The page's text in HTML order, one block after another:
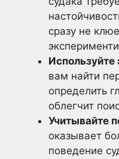
сразу не
Используйте
вам найти
определить
облегчит
Учитывайте
оказывает
поведение